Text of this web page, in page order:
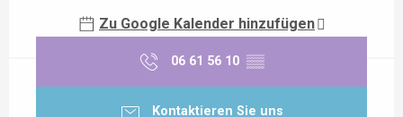
Zu Google Kalender hinzufügen
06 61 56 10 ▒▒
Kontaktieren Sie uns